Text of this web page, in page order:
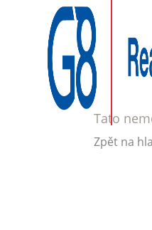
Tato
Zpět na